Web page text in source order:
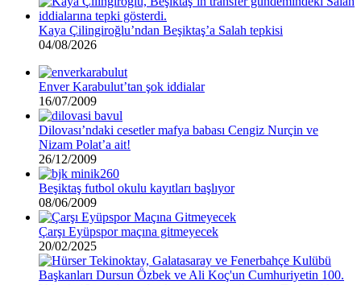
Kaya Çilingiroğlu’ndan Beşiktaş’a Salah tepkisi
04/08/2026
Enver Karabulut’tan şok iddialar
16/07/2009
Dilovası’ndaki cesetler mafya babası Cengiz Nurçin ve
Nizam Polat’a ait!
26/12/2009
Beşiktaş futbol okulu kayıtları başlıyor
08/06/2009
Çarşı Eyüpspor maçına gitmeyecek
20/02/2025